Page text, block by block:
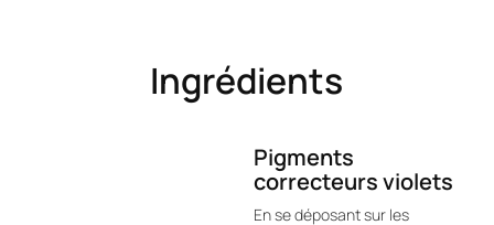
Ingrédients
Pigments
correcteurs violets
En se déposant sur les